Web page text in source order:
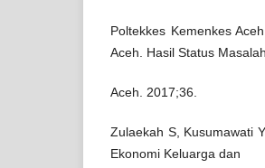
Poltekkes Kemenkes
Aceh. Hasil Status
Aceh. 2017;36.
Zulaekah S, Kusumawati
Ekonomi Keluarga dan